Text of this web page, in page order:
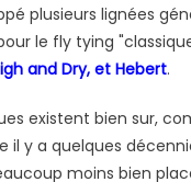
plusieurs lignées
le fly tying
and Dry, et Hebert.
existent bien sur,
il y a quelques
moins bien